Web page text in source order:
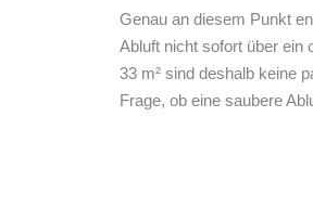
Genau an diesem Punkt
Abluft nicht sofort über ein
33 m² sind deshalb keine
Frage, ob eine saubere